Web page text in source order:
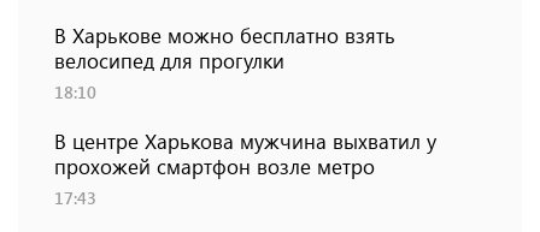
В Харькове можно бесплатно взять
велосипед для прогулки
18:10
В центре Харькова мужчина выхватил у
прохожей смартфон возле метро
17:43